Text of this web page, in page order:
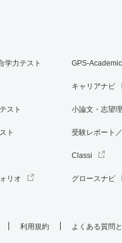
学力テスト
スト
ト
リオ
GPS-
キャリアナビ
小論文・志望
受験レポート
Classi
グロースナビ
利用規約 よくある質問